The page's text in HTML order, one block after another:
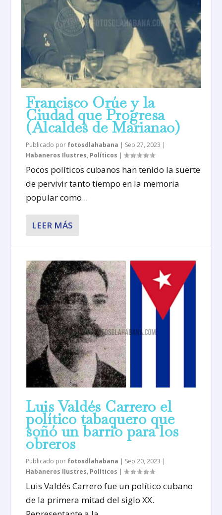
Francisco Orúe y la
Ciudad que Progresa
(Alcaldes de Marianao)
Publicado por fotosdlahabana | Sep 27, 2023 |
Habaneros Ilustres, Políticos |
Pocos políticos cubanos han tenido la suerte
de pervivir tanto tiempo en la memoria
popular como...
LEER MÁS
Luis Valdés Carrero el
político tabaquero que
soñó un barrio para los
obreros
Publicado por fotosdlahabana | Sep 20, 2023 |
Habaneros Ilustres, Políticos |
Luis Valdés Carrero fue un político cubano
de la primera mitad del siglo XX.